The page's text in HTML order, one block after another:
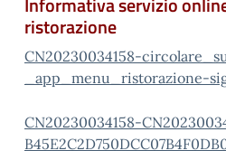
ristorazione
CN20230034158-
_app_menu_ristorazione-
CN20230034158-